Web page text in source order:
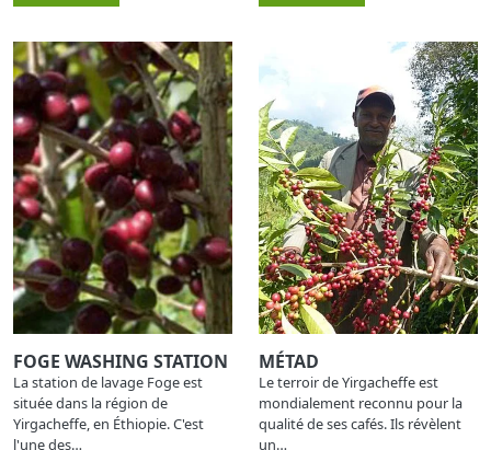
FOGE WASHING STATION
La station de lavage Foge est
située dans la région de
Yirgacheffe, en Éthiopie. C'est
l'une des…
MÉTAD
Le terroir de Yirgacheffe est
mondialement reconnu pour la
qualité de ses cafés. Ils révèlent
un…